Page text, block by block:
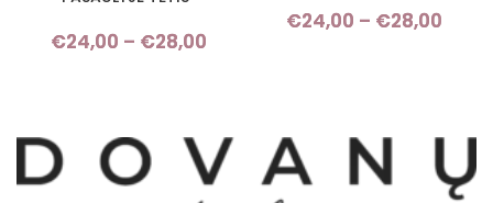
€24,00 – €28,00
€24,00 – €28,00